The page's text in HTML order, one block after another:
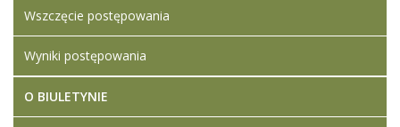
Wszczęcie postępowania
Wyniki postępowania
O BIULETYNIE